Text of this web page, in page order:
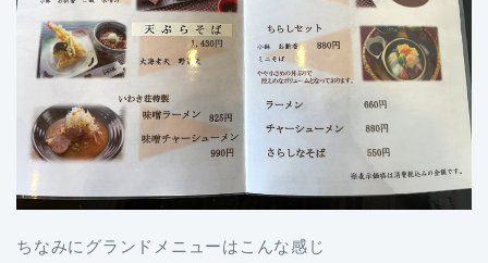
ちなみにグランドメニューはこんな感じ